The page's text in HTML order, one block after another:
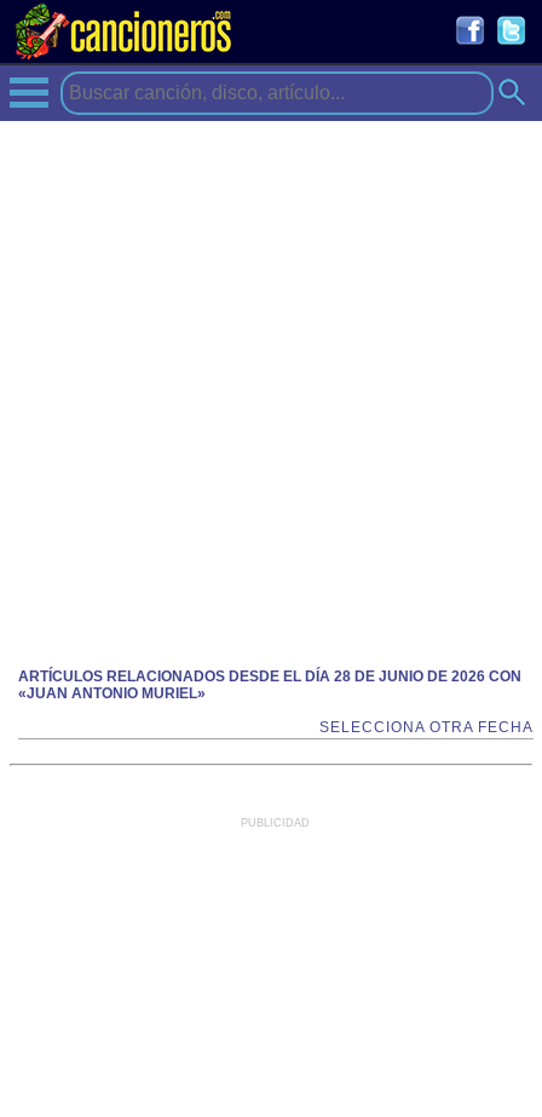
ARTÍCULOS RELACIONADOS DESDE EL DÍA 28 DE JUNIO DE 2026 CON
«JUAN ANTONIO MURIEL»
SELECCIONA OTRA FECHA
PUBLICIDAD